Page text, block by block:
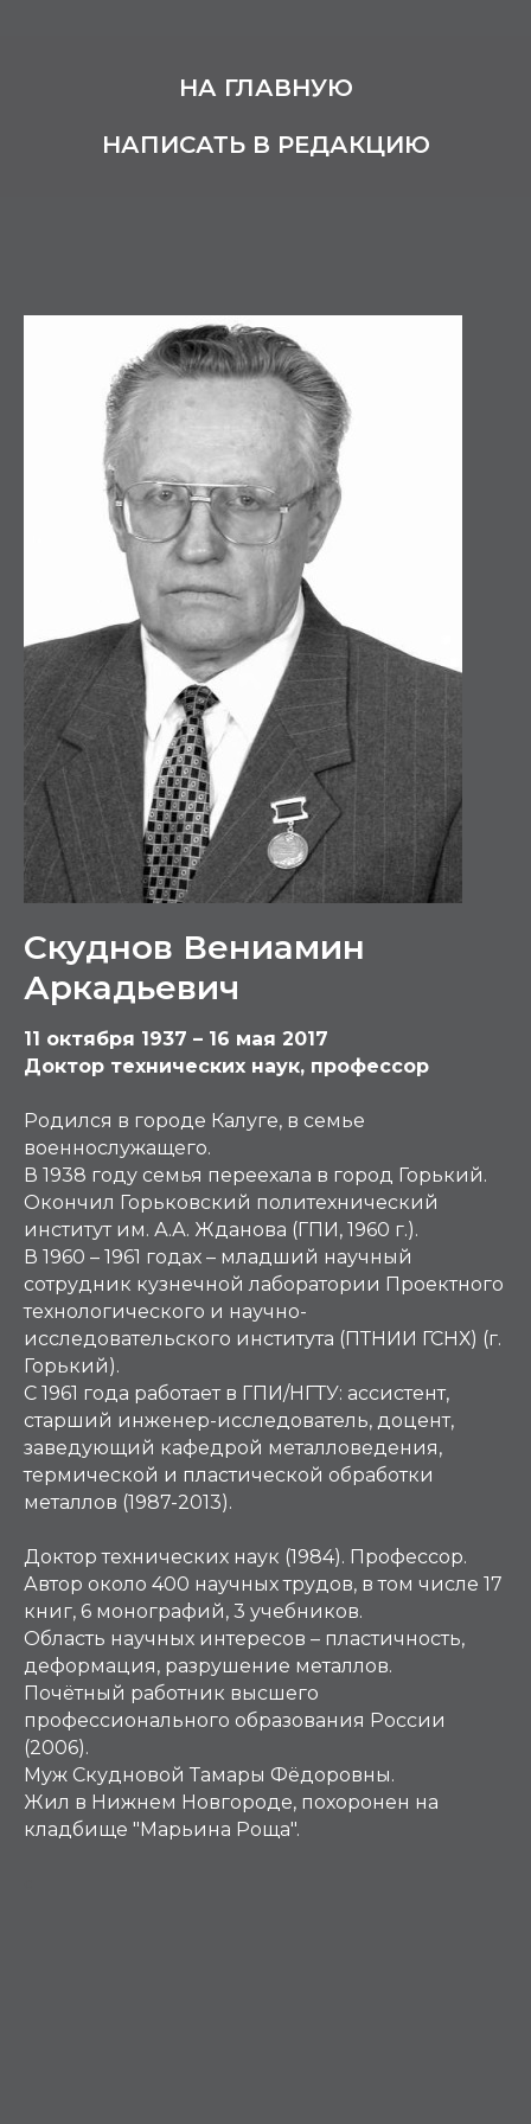
НА ГЛАВНУЮ
НАПИСАТЬ В РЕДАКЦИЮ
Скуднов Вениамин
Аркадьевич
11 октября 1937 – 16 мая 2017
Доктор технических наук, профессор
Родился в городе Калуге, в семье
военнослужащего.
В 1938 году семья переехала в город Горький.
Окончил Горьковский политехнический
институт им. А.А. Жданова (ГПИ, 1960 г.).
В 1960 – 1961 годах – младший научный
сотрудник кузнечной лаборатории Проектного
технологического и научно-
исследовательского института (ПТНИИ ГСНХ) (г.
Горький).
С 1961 года работает в ГПИ/НГТУ: ассистент,
старший инженер-исследователь, доцент,
заведующий кафедрой металловедения,
термической и пластической обработки
металлов (1987-2013).
Доктор технических наук (1984). Профессор.
Автор около 400 научных трудов, в том числе 17
книг, 6 монографий, 3 учебников.
Область научных интересов – пластичность,
деформация, разрушение металлов.
Почётный работник высшего
профессионального образования России
(2006).
Муж Скудновой Тамары Фёдоровны.
Жил в Нижнем Новгороде, похоронен на
кладбище "Марьина Роща".